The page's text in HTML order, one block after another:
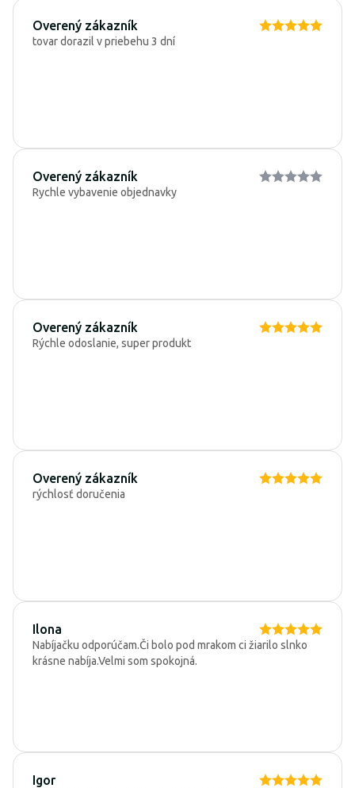
Overený zákazník
tovar dorazil v priebehu 3 dní
Overený zákazník
Rychle vybavenie objednavky
Overený zákazník
Rýchle odoslanie, super produkt
Overený zákazník
rýchlosť doručenia
Ilona
Nabíjačku odporúčam.Či bolo pod mrakom ci žiarilo slnko
krásne nabíja.Velmi som spokojná.
Igor